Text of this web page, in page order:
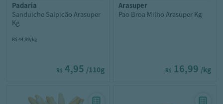
padaria
Sanduiche Salpicão Arasuper
Kg
R$ 44,99/kg
R$ 4,95 /110g
arasuper
Pao Broa Milho Arasuper Kg
R$ 16,99 /kg